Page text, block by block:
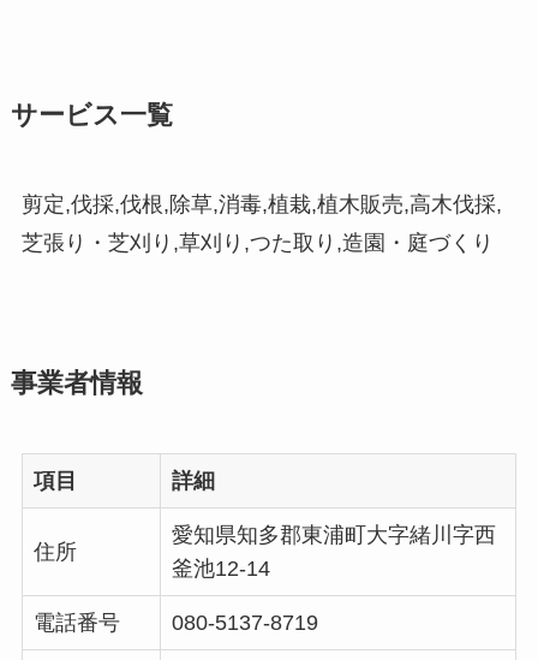
サービス一覧
剪定,伐採,伐根,除草,消毒,植栽,植木販売,高木伐採,
芝張り・芝刈り,草刈り,つた取り,造園・庭づくり
事業者情報
項目 詳細
住所
愛知県知多郡東浦町大字緒川字西
釜池12-14
電話番号 080-5137-8719